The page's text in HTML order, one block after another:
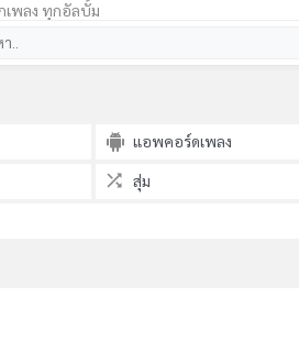
เพลง ทุกอัลบั้ม
แอพคอร์ดเพลง
สุ่ม